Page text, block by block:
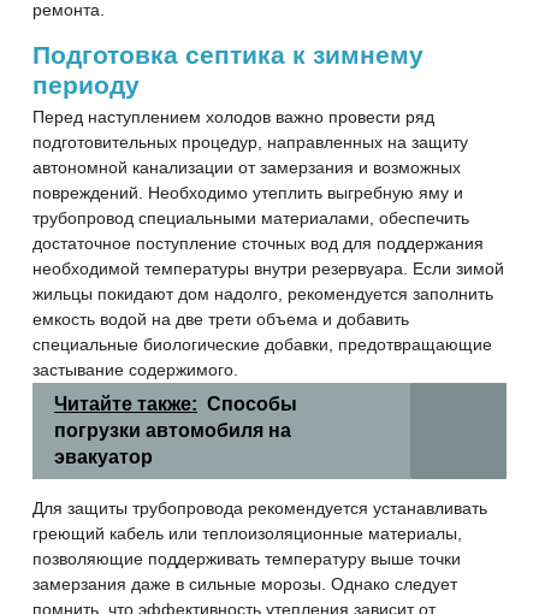
ремонта.
Подготовка септика к зимнему
периоду
Перед наступлением холодов важно провести ряд
подготовительных процедур, направленных на защиту
автономной канализации от замерзания и возможных
повреждений. Необходимо утеплить выгребную яму и
трубопровод специальными материалами, обеспечить
достаточное поступление сточных вод для поддержания
необходимой температуры внутри резервуара. Если зимой
жильцы покидают дом надолго, рекомендуется заполнить
емкость водой на две трети объема и добавить
специальные биологические добавки, предотвращающие
застывание содержимого.
Читайте также: Способы
погрузки автомобиля на
эвакуатор
Для защиты трубопровода рекомендуется устанавливать
греющий кабель или теплоизоляционные материалы,
позволяющие поддерживать температуру выше точки
замерзания даже в сильные морозы. Однако следует
помнить, что эффективность утепления зависит от